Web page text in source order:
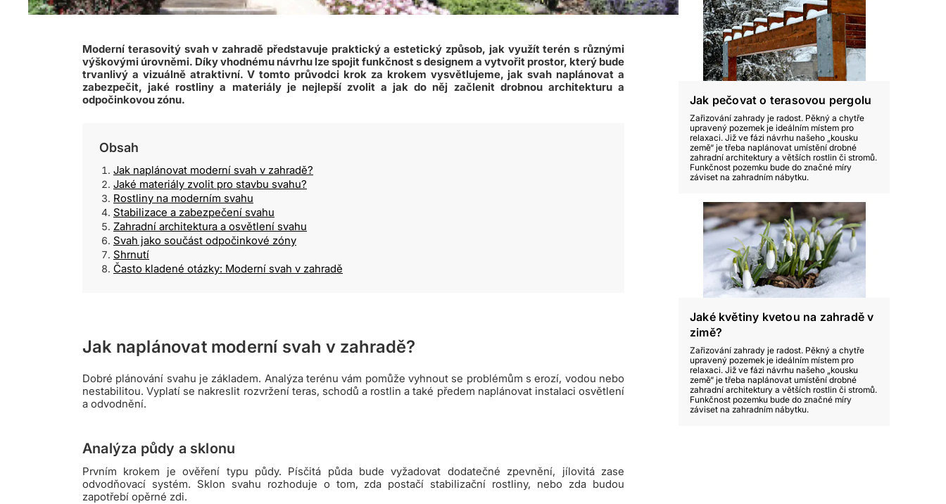
Moderní terasovitý svah v zahradě představuje praktický a estetický způsob, jak využít terén s různými
výškovými úrovněmi. Díky vhodnému návrhu lze spojit funkčnost s designem a vytvořit prostor, který bude
trvanlivý a vizuálně atraktivní. V tomto průvodci krok za krokem vysvětlujeme, jak svah naplánovat a
zabezpečit, jaké rostliny a materiály je nejlepší zvolit a jak do něj začlenit drobnou architekturu a
odpočinkovou zónu.
Obsah
Jak naplánovat moderní svah v zahradě?
Jaké materiály zvolit pro stavbu svahu?
Rostliny na moderním svahu
Stabilizace a zabezpečení svahu
Zahradní architektura a osvětlení svahu
Svah jako součást odpočinkové zóny
Shrnutí
Často kladené otázky: Moderní svah v zahradě
Jak naplánovat moderní svah v zahradě?
Dobré plánování svahu je základem. Analýza terénu vám pomůže vyhnout se problémům s erozí, vodou nebo
nestabilitou. Vyplatí se nakreslit rozvržení teras, schodů a rostlin a také předem naplánovat instalaci osvětlení
a odvodnění.
Analýza půdy a sklonu
Prvním krokem je ověření typu půdy. Písčitá půda bude vyžadovat dodatečné zpevnění, jílovitá zase
odvodňovací systém. Sklon svahu rozhoduje o tom, zda postačí stabilizační rostliny, nebo zda budou
zapotřebí opěrné zdi.
Jak pečovat o terasovou pergolu
Zařizování zahrady je radost. Pěkný a chytře
upravený pozemek je ideálním místem pro
relaxaci. Již ve fázi návrhu našeho „kousku
země“ je třeba naplánovat umístění drobné
zahradní architektury a větších rostlin či stromů.
Funkčnost pozemku bude do značné míry
záviset na zahradním nábytku.
Jaké květiny kvetou na zahradě v
zimě?
Zařizování zahrady je radost. Pěkný a chytře
upravený pozemek je ideálním místem pro
relaxaci. Již ve fázi návrhu našeho „kousku
země“ je třeba naplánovat umístění drobné
zahradní architektury a větších rostlin či stromů.
Funkčnost pozemku bude do značné míry
záviset na zahradním nábytku.